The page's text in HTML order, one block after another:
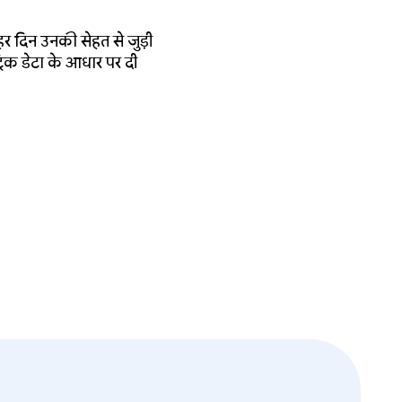
दिन उनकी सेहत से जुड़ी
डेटा के आधार पर दी